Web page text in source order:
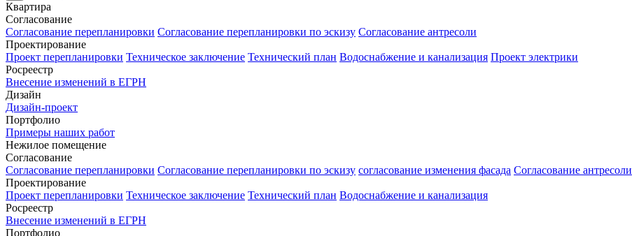
Квартира
Согласование
Согласование перепланировки Согласование перепланировки по эскизу Согласование антресоли
Проектирование
Проект перепланировки Техническое заключение Технический план Водоснабжение и канализация Проект электрики
Росреестр
Внесение изменений в ЕГРН
Дизайн
Дизайн-проект
Портфолио
Примеры наших работ
Нежилое помещение
Согласование
Согласование перепланировки Согласование перепланировки по эскизу согласование изменения фасада Согласование антресоли
Проектирование
Проект перепланировки Техническое заключение Технический план Водоснабжение и канализация
Росреестр
Внесение изменений в ЕГРН
Портфолио